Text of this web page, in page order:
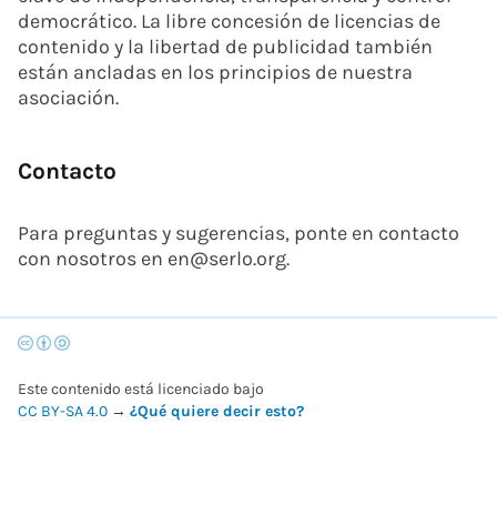
democrático. La libre concesión de licencias de
contenido y la libertad de publicidad también
están ancladas en los principios de nuestra
asociación.
Contacto
Para preguntas y sugerencias, ponte en contacto
con nosotros en en@serlo.org.
Este contenido está licenciado bajo
CC BY-SA 4.0 → ¿Qué quiere decir esto?